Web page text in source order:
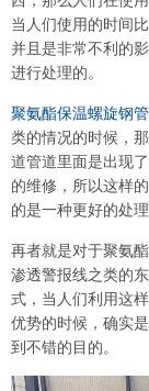
当人们使用的时间
并且是非常不利的
进行处理的。
聚氨酯保温螺旋钢管
类的情况的时候，
道管道里面是出现
的维修，所以这样
的是一种更好的处理
再者就是对于聚氨
渗透警报线之类的
式，当人们利用这
优势的时候，确实
到不错的目的。